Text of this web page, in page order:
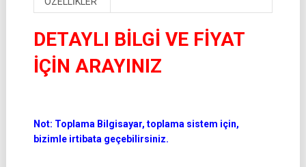
DETAYLI BİLGİ VE FİYAT
İÇİN ARAYINIZ
Not: Toplama Bilgisayar, toplama sistem için,
bizimle irtibata geçebilirsiniz.